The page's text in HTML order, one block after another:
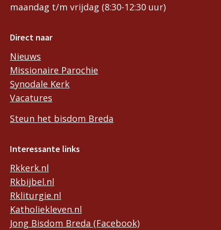
maandag t/m vrijdag (8:30-12:30 uur)
Direct naar
Nieuws
Missionaire Parochie
Synodale Kerk
Vacatures
Steun het bisdom Breda
Interessante links
Rkkerk.nl
Rkbijbel.nl
Rkliturgie.nl
Katholiekleven.nl
Jong Bisdom Breda (Facebook)